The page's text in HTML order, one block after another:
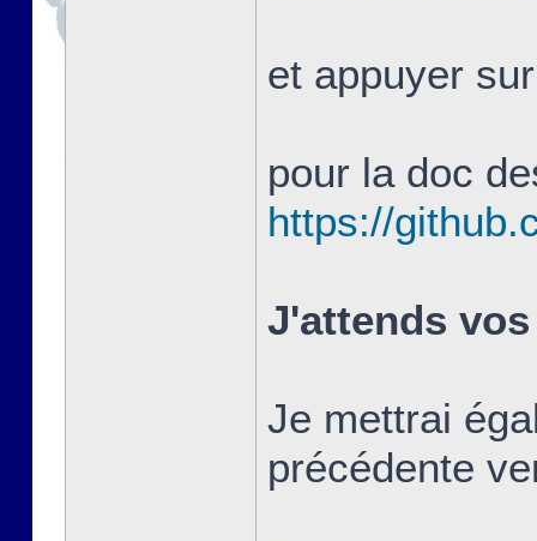
et appuyer
pour la doc
https://
J'attends
Je mettrai
précédente